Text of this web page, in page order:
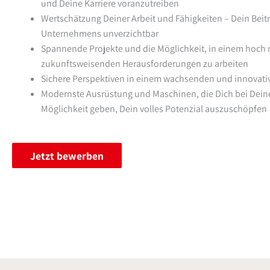
und Deine Karriere voranzutreiben
Wertschätzung Deiner Arbeit und Fähigkeiten – Dein
Unternehmens unverzichtbar
Spannende Projekte und die Möglichkeit, in einem hoch
zukunftsweisenden Herausforderungen zu arbeiten
Sichere Perspektiven in einem wachsenden und
Modernste Ausrüstung und Maschinen, die Dich bei
Möglichkeit geben, Dein volles Potenzial auszuschöpfen
Jetzt bewerben